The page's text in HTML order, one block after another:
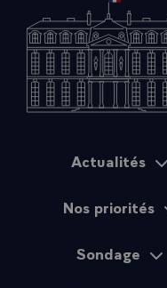
Actualités
Nos priorités
Sondage